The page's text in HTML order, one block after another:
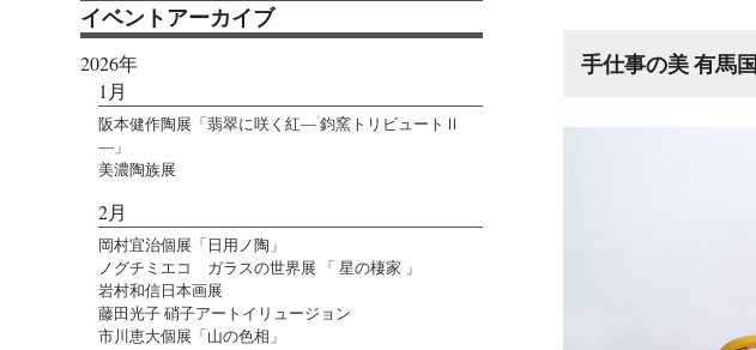
手仕事の美 有馬
イベントアーカイブ
2026年
1月
阪本健作陶展「翡翠に咲く紅― 鈞窯トリビュートⅡ
―」
美濃陶族展
2月
岡村宜治個展「日用ノ陶」
ノグチミエコ ガラスの世界展 「 星の棲家 」
岩村和信日本画展
藤田光子 硝子アートイリュージョン
市川恵大個展「山の色相」